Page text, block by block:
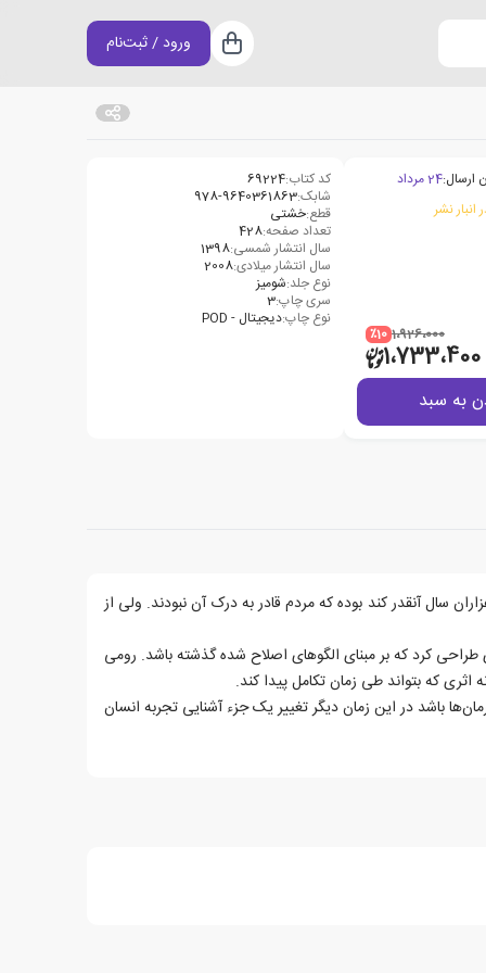
سبد خرید
ورود / ثبت‌نام
ارسال:24 مرداد
انبار نشر
1،926،000 ٪10
1،733،400
به سبد
کد کتاب:69224
شابک:978-9640361863
قطع:خشتی
تعداد صفحه:428
سال انتشار شمسی:1398
سال انتشار میلادی:2008
نوع جلد:شومیز
سری چاپ:3
نوع چاپ:دیجیتال - POD
سال آنقدر کند بوده که مردم قادر به درک آن نبودند. ولی از
کرد که بر مبنای الگوهای اصلاح شده گذشته باشد. رومی
که بتواند طی زمان تکامل پیدا کند.
باشد در این زمان دیگر تغییر یک جزء آشنایی تجربه انسان